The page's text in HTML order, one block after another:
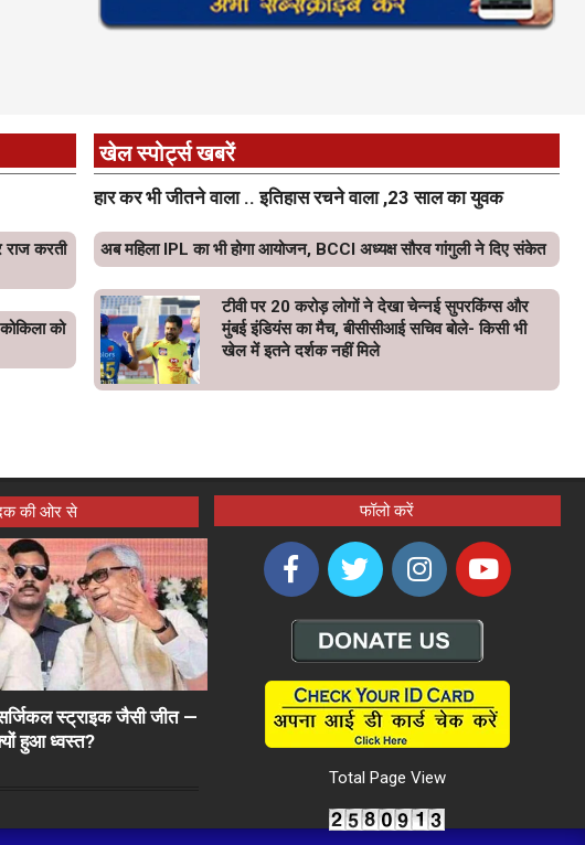
राज करती
को
खेल स्पोर्ट्स खबरें
हार कर भी जीतने वाला .. इतिहास रचने वाला ,23 साल का युवक
अब महिला IPL का भी होगा आयोजन, BCCI अध्यक्ष सौरव गांगुली ने दिए संकेत
टीवी पर 20 करोड़ लोगों ने देखा चेन्नई सुपरकिंग्स और
मुंबई इंडियंस का मैच, बीसीसीआई सचिव बोले- किसी भी
खेल में इतने दर्शक नहीं मिले
की ओर से
सर्जिकल स्ट्राइक जैसी जीत —
हुआ ध्वस्त?
फॉलो करें
Total Page View